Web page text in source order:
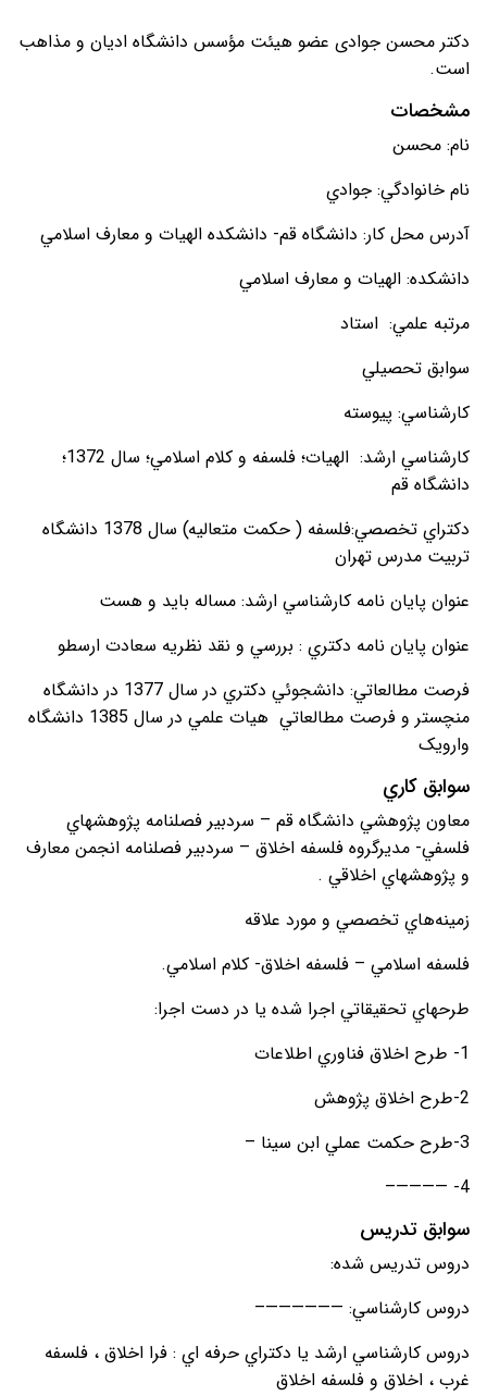
دکتر محسن جوادی عضو هیئت مؤسس دانشگاه ادیان و مذاهب
است.
مشخصات
نام: محسن
نام خانوادگي: جوادي
آدرس محل کار: دانشگاه قم- دانشکده الهيات و معارف اسلامي
دانشکده: الهيات و معارف اسلامي
مرتبه علمي: استاد
سوابق تحصيلي
کارشناسي: پيوسته
کارشناسي ارشد: الهيات؛ فلسفه و کلام اسلامي؛ سال 1372؛
دانشگاه قم
دکتراي تخصصي:فلسفه ( حکمت متعاليه) سال 1378 دانشگاه
تربيت مدرس تهران
عنوان پايان نامه کارشناسي ارشد: مساله بايد و هست
عنوان پايان نامه دکتري : بررسي و نقد نظريه سعادت ارسطو
فرصت مطالعاتي: دانشجوئي دکتري در سال 1377 در دانشگاه
منچستر و فرصت مطالعاتي هيات علمي در سال 1385 دانشگاه
وارويک
سوابق کاري
معاون پژوهشي دانشگاه قم – سردبير فصلنامه پژوهشهاي
فلسفي- مديرگروه فلسفه اخلاق – سردبير فصلنامه انجمن معارف
و پژوهشهاي اخلاقي .
زمينه­‌هاي تخصصي و مورد علاقه
فلسفه اسلامي – فلسفه اخلاق- کلام اسلامي.
طرح­هاي تحقيقاتي اجرا ­شده يا در دست اجرا:
1- طرح اخلاق فناوري اطلاعات
2-طرح اخلاق پژوهش
3-طرح حکمت عملي ابن سينا –
4- ————–
سوابق تدريس
دروس تدريس شده:
دروس کارشناسي: ——————–
دروس کارشناسي ارشد يا دکتراي حرفه اي : فرا اخلاق ، فلسفه
غرب ، اخلاق و فلسفه اخلاق